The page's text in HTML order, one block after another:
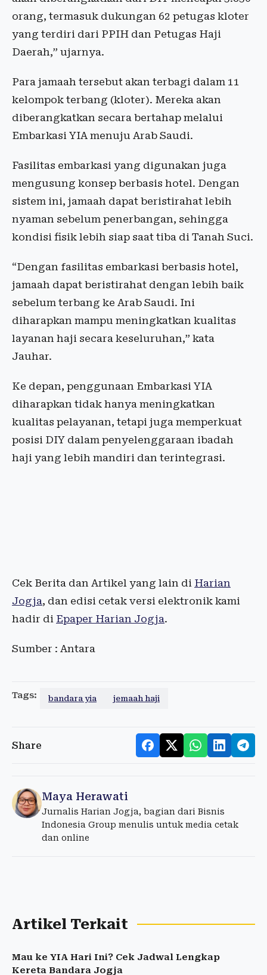
orang, termasuk dukungan 62 petugas kloter
yang terdiri dari PPIH dan Petugas Haji
Daerah,” ujarnya.
Para jamaah tersebut akan terbagi dalam 11
kelompok terbang (kloter). Mereka akan
diberangkatkan secara bertahap melalui
Embarkasi YIA menuju Arab Saudi.
Fasilitas embarkasi yang digunakan juga
mengusung konsep berbasis hotel. Dengan
sistem ini, jamaah dapat beristirahat lebih
nyaman sebelum penerbangan, sehingga
kondisi fisik lebih siap saat tiba di Tanah Suci.
“Dengan fasilitas embarkasi berbasis hotel,
jamaah dapat beristirahat dengan lebih baik
sebelum terbang ke Arab Saudi. Ini
diharapkan mampu meningkatkan kualitas
layanan haji secara keseluruhan,” kata
Jauhar.
Ke depan, penggunaan Embarkasi YIA
diharapkan tidak hanya meningkatkan
kualitas pelayanan, tetapi juga memperkuat
posisi DIY dalam penyelenggaraan ibadah
haji yang lebih mandiri dan terintegrasi.
Cek Berita dan Artikel yang lain di Harian
Jogja, dan edisi cetak versi elektronik kami
hadir di Epaper Harian Jogja.
Sumber : Antara
Tags: bandara yia jemaah haji
Share
Maya Herawati
Jurnalis Harian Jogja, bagian dari Bisnis
Indonesia Group menulis untuk media cetak
dan online
Artikel Terkait
Mau ke YIA Hari Ini? Cek Jadwal Lengkap
Kereta Bandara Jogja